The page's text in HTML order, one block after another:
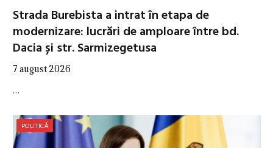
Strada Burebista a intrat în etapa de
modernizare: lucrări de amploare între bd.
Dacia și str. Sarmizegetusa
7 august 2026
…
POLITICĂ